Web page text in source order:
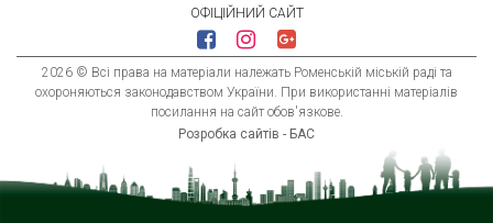
ОФІЦІЙНИЙ САЙТ
2026 © Всі права на матеріали належать Роменській міській раді та
охороняються законодавством України. При використанні матеріалів
посилання на сайт обов'язкове.
Розробка сайтів - БАС